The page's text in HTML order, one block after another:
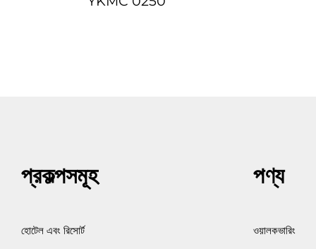
প্রকল্পসমূহ
হোটেল এবং রিসোর্ট
পণ্য
ওয়ালকভারিং